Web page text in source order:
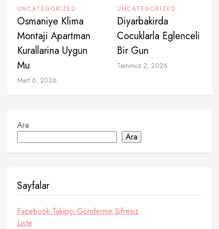
UNCATEGORIZED
Osmaniye Klima
Montaji Apartman
Kurallarina Uygun
Mu
Mart 6, 2026
UNCATEGORIZED
Diyarbakirda
Cocuklarla Eglenceli
Bir Gun
Temmuz 2, 2026
Ara
Ara
Sayfalar
Facebook Takipçi Gönderme Şifresiz
Liste